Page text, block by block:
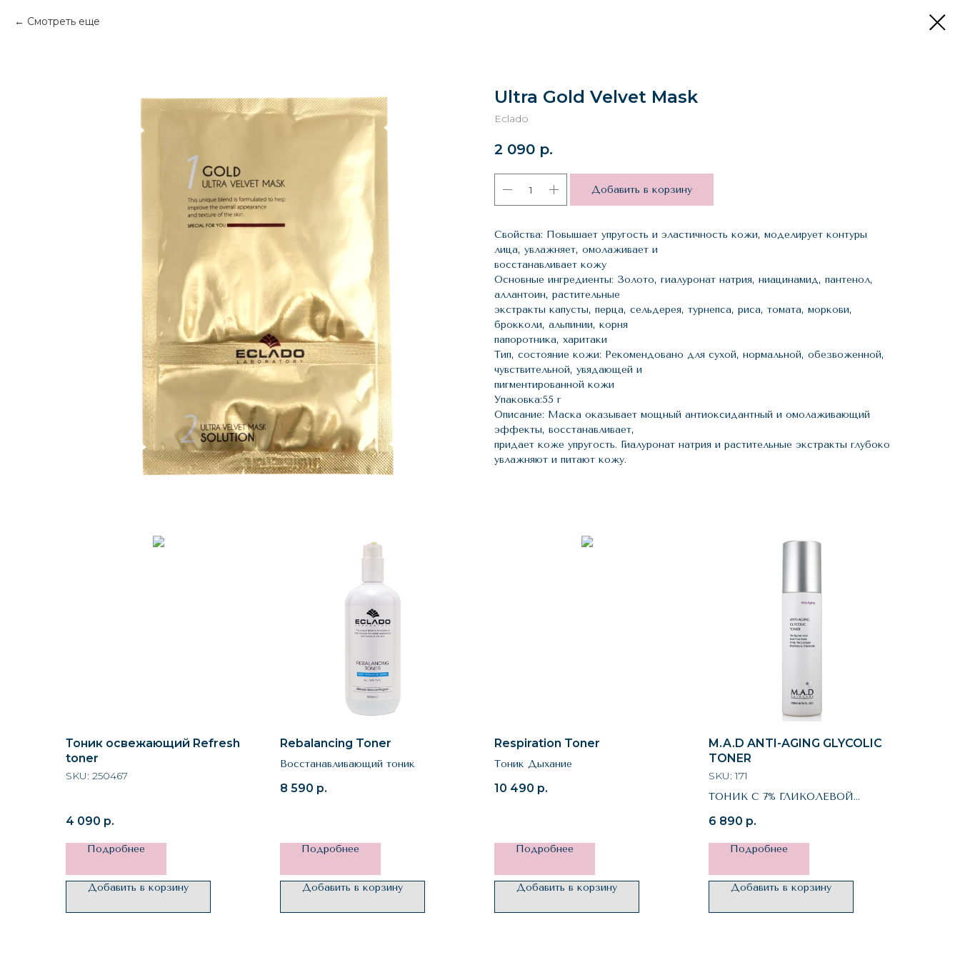
Смотреть еще
Ultra Gold Velvet Mask
Eclado
2 090 р.
Добавить в корзину
Свойства: Повышает упругость и эластичность кожи, моделирует контуры
лица, увлажняет, омолаживает и
восстанавливает кожу
Основные ингредиенты: Золото, гиалуронат натрия, ниацинамид, пантенол,
аллантоин, растительные
экстракты капусты, перца, сельдерея, турнепса, риса, томата, моркови,
брокколи, альпинии, корня
папоротника, харитаки
Тип, состояние кожи: Рекомендовано для сухой, нормальной, обезвоженной,
чувствительной, увядающей и
пигментированной кожи
Упаковка:55 г
Описание: Маска оказывает мощный антиоксидантный и омолаживающий
эффекты, восстанавливает,
придает коже упругость. Гиалуронат натрия и растительные экстракты глубоко
увлажняют и питают кожу.
Тоник освежающий Refresh
toner
SKU: 250467
4 090 р.
Подробнее
Добавить в корзину
Rebalancing Toner
Восстанавливающий тоник
8 590 р.
Подробнее
Добавить в корзину
Respiration Toner
Тоник Дыхание
10 490 р.
Подробнее
Добавить в корзину
M.A.D ANTI-AGING GLYCOLIC
TONER
SKU:171
ТОНИК С 7% ГЛИКОЛЕВОЙ
ПРЕДОТВРАЩАЮЩИЙ
СТАРЕНИЕ КОЖИ
6 890 р.
Подробнее
Добавить в корзину